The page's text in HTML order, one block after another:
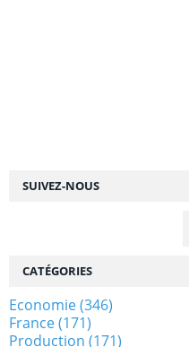
SUIVEZ-NOUS
CATÉGORIES
Economie(346)
France(171)
Production (171)